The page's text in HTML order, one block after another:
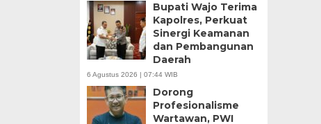
Bupati Wajo Terima
Kapolres, Perkuat
Sinergi Keamanan
dan Pembangunan
Daerah
6 Agustus 2026 | 07:44 WIB
Dorong
Profesionalisme
Wartawan, PWI